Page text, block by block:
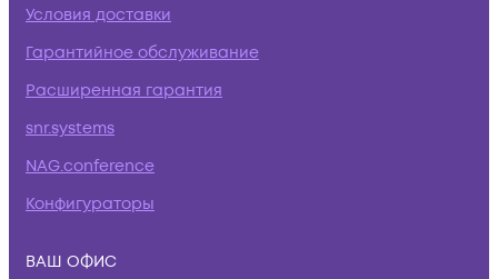
Условия доставки
Гарантийное обслуживание
Расширенная гарантия
snr.systems
NAG.conference
Конфигураторы
ВАШ ОФИС